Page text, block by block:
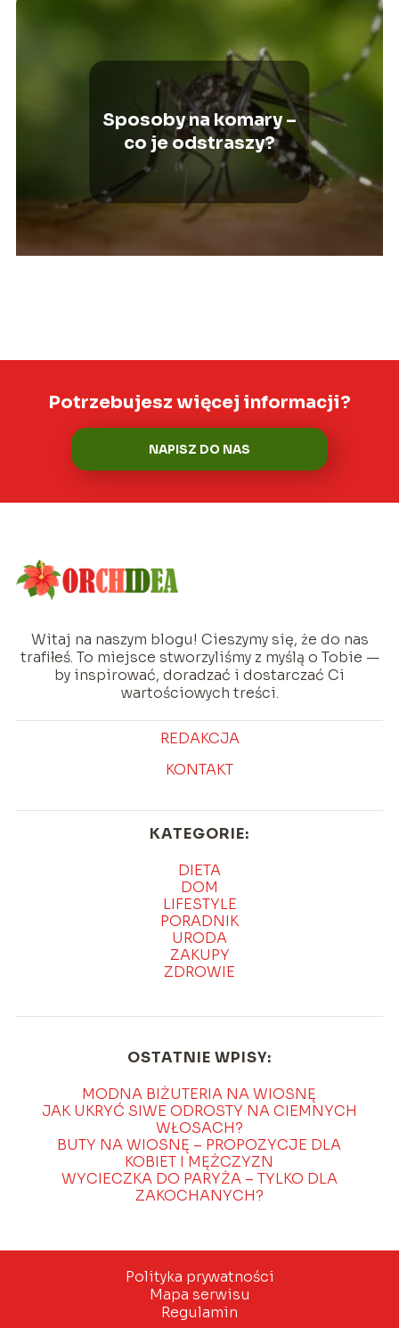
Sposoby na komary –
co je odstraszy?
Potrzebujesz więcej informacji?
NAPISZ DO NAS
Witaj na naszym blogu! Cieszymy się, że do nas
trafiłeś. To miejsce stworzyliśmy z myślą o Tobie —
by inspirować, doradzać i dostarczać Ci
wartościowych treści.
REDAKCJA
KONTAKT
KATEGORIE:
DIETA
DOM
LIFESTYLE
PORADNIK
URODA
ZAKUPY
ZDROWIE
OSTATNIE WPISY:
MODNA BIŻUTERIA NA WIOSNĘ
JAK UKRYĆ SIWE ODROSTY NA CIEMNYCH
WŁOSACH?
BUTY NA WIOSNĘ – PROPOZYCJE DLA
KOBIET I MĘŻCZYZN
WYCIECZKA DO PARYŻA – TYLKO DLA
ZAKOCHANYCH?
Polityka prywatności
Mapa serwisu
Regulamin